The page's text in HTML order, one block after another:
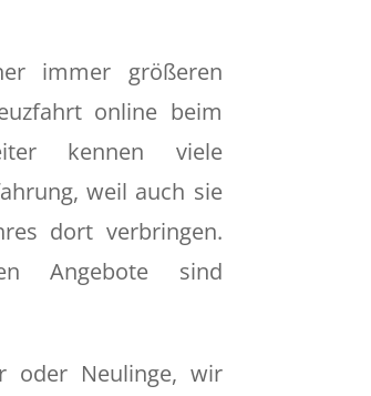
immer größeren
online beim
kennen viele
weil auch sie
dort verbringen.
Angebote sind
oder Neulinge, wir